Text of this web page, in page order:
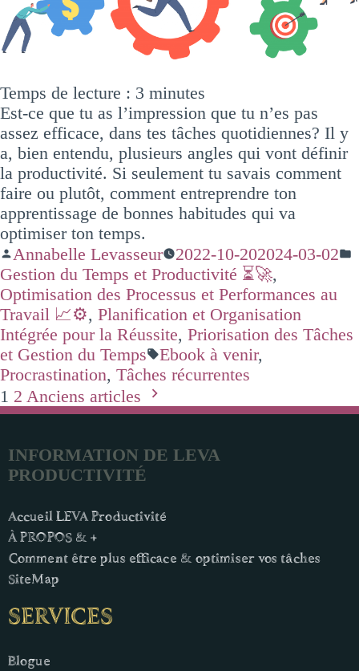
Temps de lecture : 3 minutes
Est-ce que tu as l’impression que tu n’es pas
assez efficace, dans tes tâches quotidiennes? Il y
a, bien entendu, plusieurs angles qui vont définir
la productivité. Si seulement tu savais comment
faire ou plutôt, comment entreprendre ton
apprentissage de bonnes habitudes qui va
optimiser ton temps.
Annabelle Levasseur
2022-10-202024-03-02
Gestion du Temps et Productivité ⏳🚀,
Optimisation des Processus et Performances au
Travail 📈⚙️, Planification et Organisation
Intégrée pour la Réussite, Priorisation des Tâches
et Gestion du Temps
Ebook à venir,
Procrastination, Tâches récurrentes
1 2 Anciens articles
INFORMATION DE LEVA
PRODUCTIVITÉ
Accueil LEVA Productivité
À PROPOS & +
Comment être plus efficace & optimiser vos tâches
SiteMap
SERVICES
Blogue